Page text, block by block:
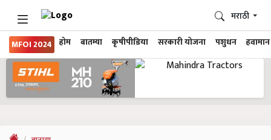
MFOI 2024 होम बातम्या कृषीपीडिया सरकारी योजना पशुधन हवामान
मराठी